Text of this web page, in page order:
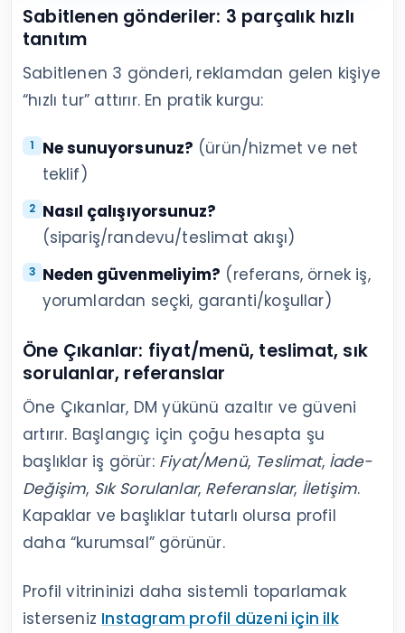
Sabitlenen gönderiler: 3 parçalık hızlı
tanıtım
Sabitlenen 3 gönderi, reklamdan gelen kişiye
“hızlı tur” attırır. En pratik kurgu:
Ne sunuyorsunuz? (ürün/hizmet ve net
teklif)
Nasıl çalışıyorsunuz?
(sipariş/randevu/teslimat akışı)
Neden güvenmeliyim? (referans, örnek iş,
yorumlardan seçki, garanti/koşullar)
Öne Çıkanlar: fiyat/menü, teslimat, sık
sorulanlar, referanslar
Öne Çıkanlar, DM yükünü azaltır ve güveni
artırır. Başlangıç için çoğu hesapta şu
başlıklar iş görür: Fiyat/Menü, Teslimat, İade-
Değişim, Sık Sorulanlar, Referanslar, İletişim.
Kapaklar ve başlıklar tutarlı olursa profil
daha “kurumsal” görünür.
Profil vitrininizi daha sistemli toparlamak
isterseniz Instagram profil düzeni için ilk